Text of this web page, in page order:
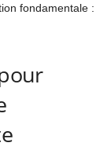
fondamentale :